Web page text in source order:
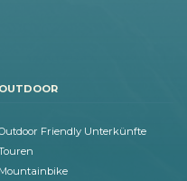
OUTDOOR
Friendly Unterkünfte
Mountainbike